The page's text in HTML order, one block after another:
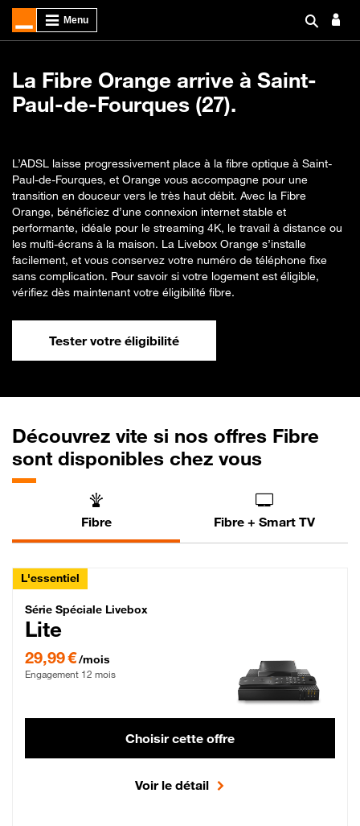
La Fibre Orange arrive à Saint-
Paul-de-Fourques (27).
L’ADSL laisse progressivement place à la fibre optique à Saint-
Paul-de-Fourques, et Orange vous accompagne pour une
transition en douceur vers le très haut débit. Avec la Fibre
Orange, bénéficiez d’une connexion internet stable et
performante, idéale pour le streaming 4K, le travail à distance ou
les multi-écrans à la maison. La Livebox Orange s’installe
facilement, et vous conservez votre numéro de téléphone fixe
sans complication. Pour savoir si votre logement est éligible,
vérifiez dès maintenant votre éligibilité fibre.
Tester votre éligibilité
Découvrez vite si nos offres Fibre
sont disponibles chez vous
Fibre Fibre + Smart TV
L'essentiel
Série Spéciale Livebox Lite Fibre
Série Spéciale Livebox
Lite
29,99 €/mois
Engagement 12 mois
Choisir cette offre
Voir le détail